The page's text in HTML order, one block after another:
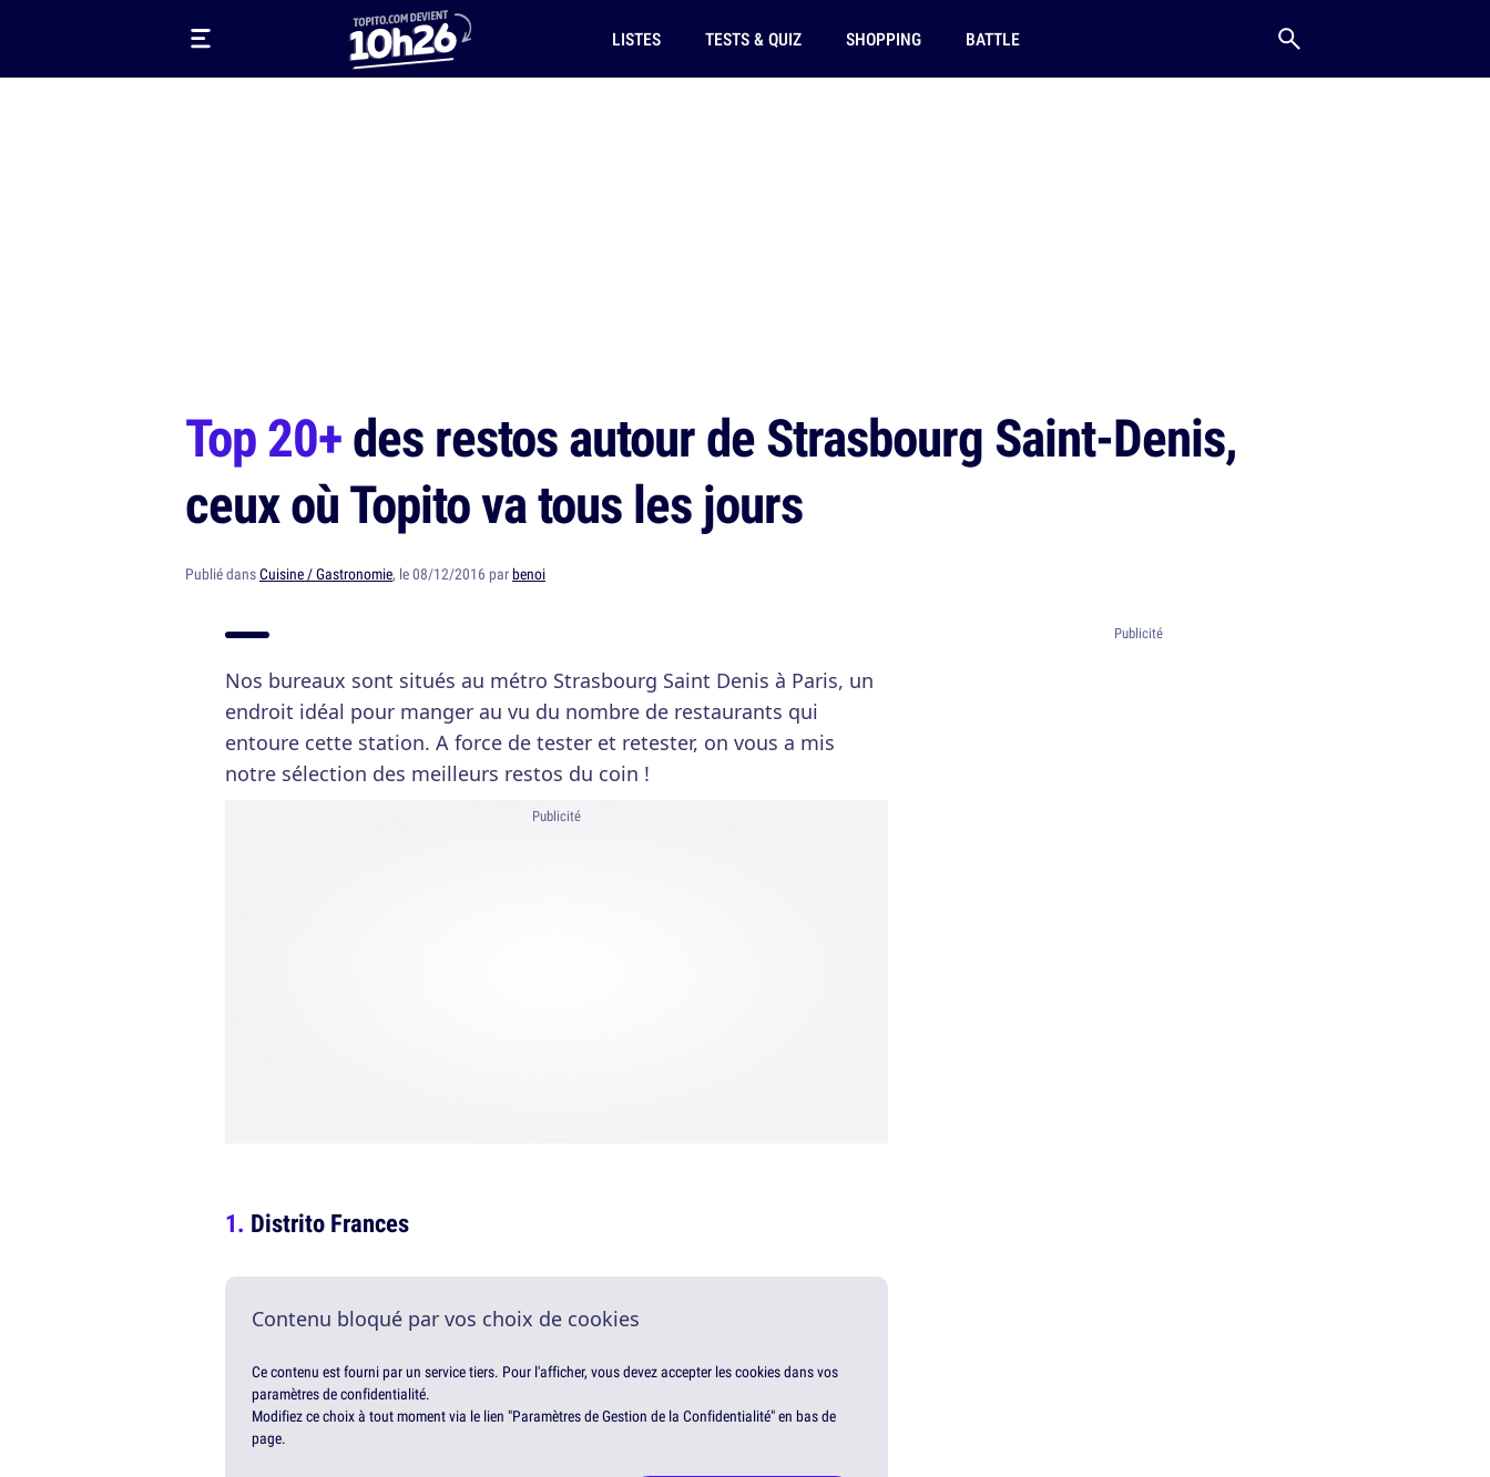
LISTES TESTS & QUIZ SHOPPING BATTLE
Top 20+des restos autour de Strasbourg Saint-Denis,
ceux où Topito va tous les jours
Publié dansCuisine / Gastronomie, le 08/12/2016 parbenoi
Nos bureaux sont situés au métro Strasbourg Saint Denis à Paris, un
endroit idéal pour manger au vu du nombre de restaurants qui
entoure cette station. A force de tester et retester, on vous a mis
notre sélection des meilleurs restos du coin !
Publicité
Distrito Frances
Contenu bloqué par vos choix de cookies
Ce contenu est fourni par un service tiers. Pour l'afficher, vous devez accepter les cookies dans vos
paramètres de confidentialité.
Modifiez ce choix à tout moment via le lien "Paramètres de Gestion de la Confidentialité" en bas de
page.